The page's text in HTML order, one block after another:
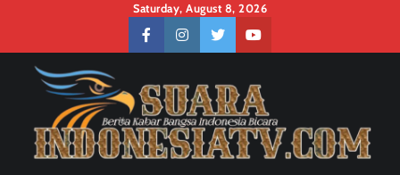
content
Saturday, August 8, 2026
facebookinstagramtwitteryoutube